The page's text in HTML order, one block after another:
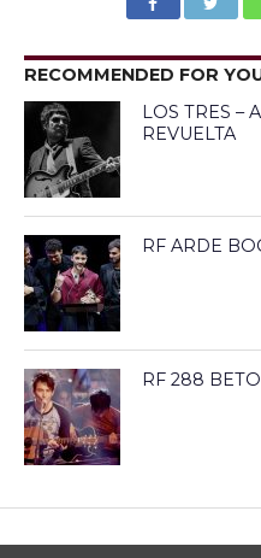
RECOMMENDED FOR
LOS TRES –
REVUELTA
RF ARDE
RF 288